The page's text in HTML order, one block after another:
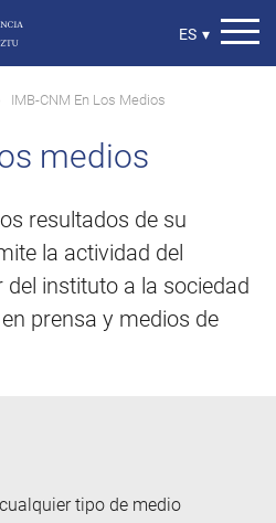
Select
ES ▾
IMB-CNM En Los Medios
medios
resultados de su
la actividad del
instituto a la sociedad
prensa y medios de
tipo de medio